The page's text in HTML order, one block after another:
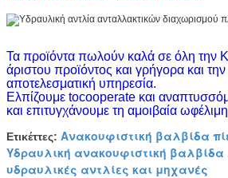
Τα προϊόντα πωλούν καλά σε όλη την
άριστου προϊόντος και γρήγορα και την
αποτελεσματική υπηρεσία.
Ελπίζουμε tocooperate και
και επιτυγχάνουμε τη αμοιβαία
Ετικέττες: Ανακουφιστική βαλβίδα
Υδραυλική ανακουφιστική βαλβίδα
υδραυλικές αντλίες και μηχανές